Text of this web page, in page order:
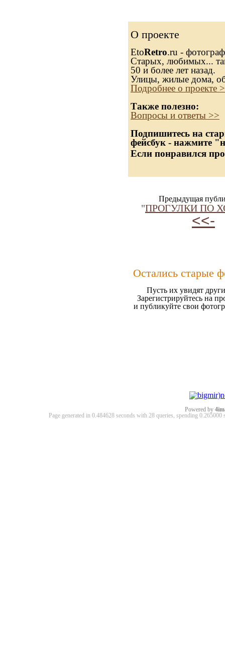
О проекте
EtoRetro.ru -
Старых, любимых...
50 и более лет назад.
Улицы, жилые дома,
Подробнее о проекте
Также полезно:
Вопросы и ответы >>
Подпишитесь на
фейсбук - нажмите
Если понравился
Предыдущая
"ПРОГУЛКИ ПО
<<-
Остались старые
Пусть их увидят
Зарегистрируйтесь на
и публикуйте свои
Powered by
Page generated in 0.484628 seconds with 28 queries, spending